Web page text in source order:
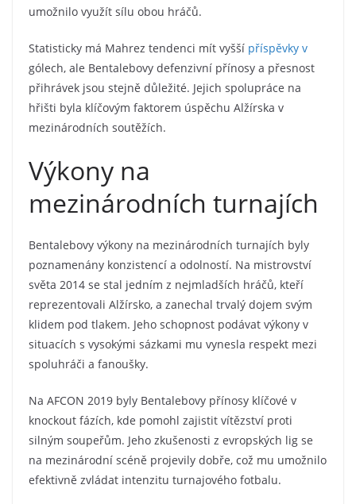
umožnilo využít sílu obou hráčů.
Statisticky má Mahrez tendenci mít vyšší příspěvky v
gólech, ale Bentalebovy defenzivní přínosy a přesnost
přihrávek jsou stejně důležité. Jejich spolupráce na
hřišti byla klíčovým faktorem úspěchu Alžírska v
mezinárodních soutěžích.
Výkony na
mezinárodních turnajích
Bentalebovy výkony na mezinárodních turnajích byly
poznamenány konzistencí a odolností. Na mistrovství
světa 2014 se stal jedním z nejmladších hráčů, kteří
reprezentovali Alžírsko, a zanechal trvalý dojem svým
klidem pod tlakem. Jeho schopnost podávat výkony v
situacích s vysokými sázkami mu vynesla respekt mezi
spoluhráči a fanoušky.
Na AFCON 2019 byly Bentalebovy přínosy klíčové v
knockout fázích, kde pomohl zajistit vítězství proti
silným soupeřům. Jeho zkušenosti z evropských lig se
na mezinárodní scéně projevily dobře, což mu umožnilo
efektivně zvládat intenzitu turnajového fotbalu.